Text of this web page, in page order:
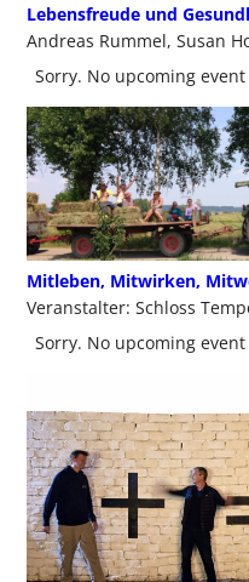
Lebensfreude und
Andreas Rummel, Susan
Sorry. No upcoming
Mitleben, Mitwirken,
Veranstalter: Schloss
Sorry. No upcoming